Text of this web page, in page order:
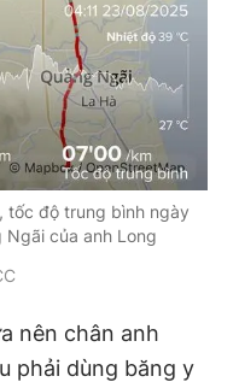
tốc độ trung bình ngày
của anh Long
nên chân anh
phải dùng băng y